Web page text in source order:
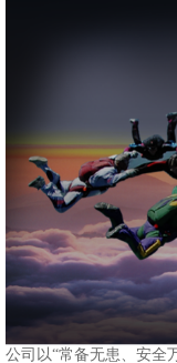
公司以“常备无患、安全